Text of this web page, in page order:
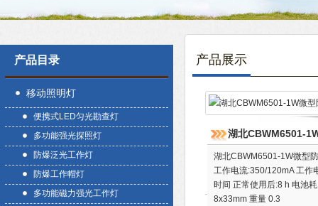
产品目录
移动照明灯
便携式LED匀光勘查灯
多功能强光探照灯
防爆泛光工作灯
防爆工作帽灯
多功能磁力强光工作灯
产品展示
湖北CBWM6501-
湖北CBWM6501-1W微型
工作电流:350/120mA 工作
时间 正常使用后:8 h 电池
8x33mm 重量 0.3